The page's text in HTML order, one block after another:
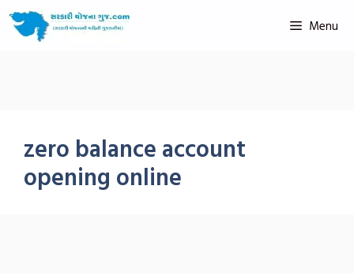
Menu
zero balance account
opening online